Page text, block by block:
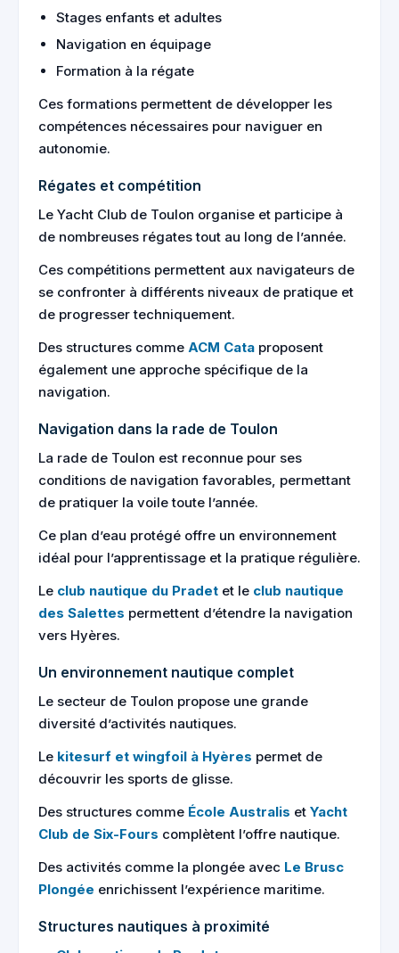
Stages enfants et adultes
Navigation en équipage
Formation à la régate
Ces formations permettent de développer les
compétences nécessaires pour naviguer en
autonomie.
Régates et compétition
Le Yacht Club de Toulon organise et participe à
de nombreuses régates tout au long de l’année.
Ces compétitions permettent aux navigateurs de
se confronter à différents niveaux de pratique et
de progresser techniquement.
Des structures comme ACM Cata proposent
également une approche spécifique de la
navigation.
Navigation dans la rade de Toulon
La rade de Toulon est reconnue pour ses
conditions de navigation favorables, permettant
de pratiquer la voile toute l’année.
Ce plan d’eau protégé offre un environnement
idéal pour l’apprentissage et la pratique régulière.
Le club nautique du Pradet et le club nautique
des Salettes permettent d’étendre la navigation
vers Hyères.
Un environnement nautique complet
Le secteur de Toulon propose une grande
diversité d’activités nautiques.
Le kitesurf et wingfoil à Hyères permet de
découvrir les sports de glisse.
Des structures comme École Australis et Yacht
Club de Six-Fours complètent l’offre nautique.
Des activités comme la plongée avec Le Brusc
Plongée enrichissent l’expérience maritime.
Structures nautiques à proximité